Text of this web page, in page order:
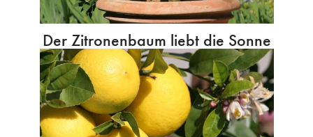
Der Zitronenbaum liebt die Sonne